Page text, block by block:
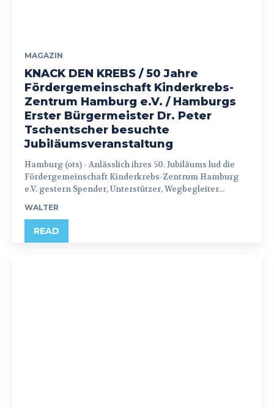
MAGAZIN
KNACK DEN KREBS / 50 Jahre
Fördergemeinschaft Kinderkrebs-
Zentrum Hamburg e.V. / Hamburgs
Erster Bürgermeister Dr. Peter
Tschentscher besuchte
Jubiläumsveranstaltung
Hamburg (ots) - Anlässlich ihres 50. Jubiläums lud die
Fördergemeinschaft Kinderkrebs-Zentrum Hamburg
e.V. gestern Spender, Unterstützer, Wegbegleiter...
WALTER
READ